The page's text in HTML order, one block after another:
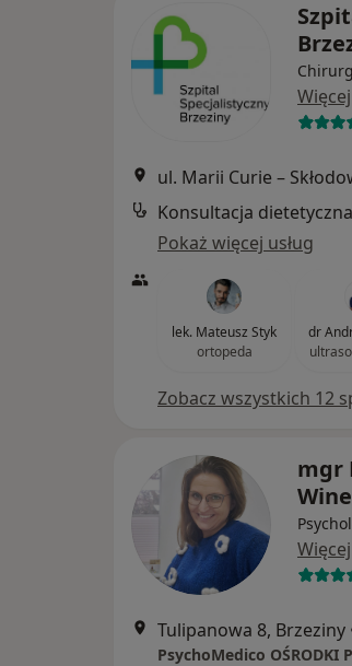
Więcej
ul. Marii Curie –
Konsultacja
Pokaż więcej usług
lek. Mateusz Styk
ortopeda
dr
Zobacz wszystkich 12
mgr
Więcej
Tulipanowa 8, Brzeziny
PsychoMedico OŚRODKI